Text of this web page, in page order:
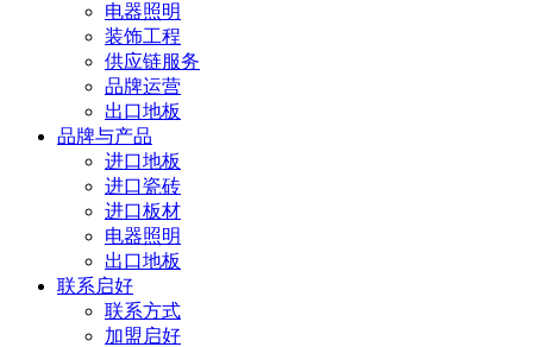
电器照明
装饰工程
供应链服务
品牌运营
出口地板
品牌与产品
进口地板
进口瓷砖
进口板材
电器照明
出口地板
联系启好
联系方式
加盟启好